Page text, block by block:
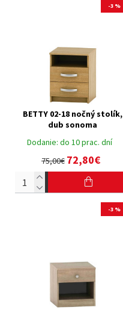
-3 %
Dodanie: do 10 prac. dní
BETTY 02-18 nočný stolík,
dub sonoma
75,00€ 72,80€
-3 %